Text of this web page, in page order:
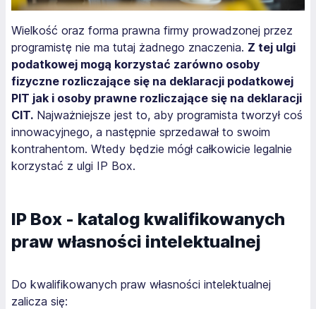
Wielkość oraz forma prawna firmy prowadzonej przez
programistę nie ma tutaj żadnego znaczenia. Z tej ulgi
podatkowej mogą korzystać zarówno osoby
fizyczne rozliczające się na deklaracji podatkowej
PIT jak i osoby prawne rozliczające się na deklaracji
CIT. Najważniejsze jest to, aby programista tworzył coś
innowacyjnego, a następnie sprzedawał to swoim
kontrahentom. Wtedy będzie mógł całkowicie legalnie
korzystać z ulgi IP Box.
IP Box - katalog kwalifikowanych
praw własności intelektualnej
Do kwalifikowanych praw własności intelektualnej
zalicza się: